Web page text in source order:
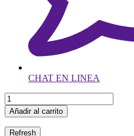
CHAT EN LINEA
Añadir al carrito